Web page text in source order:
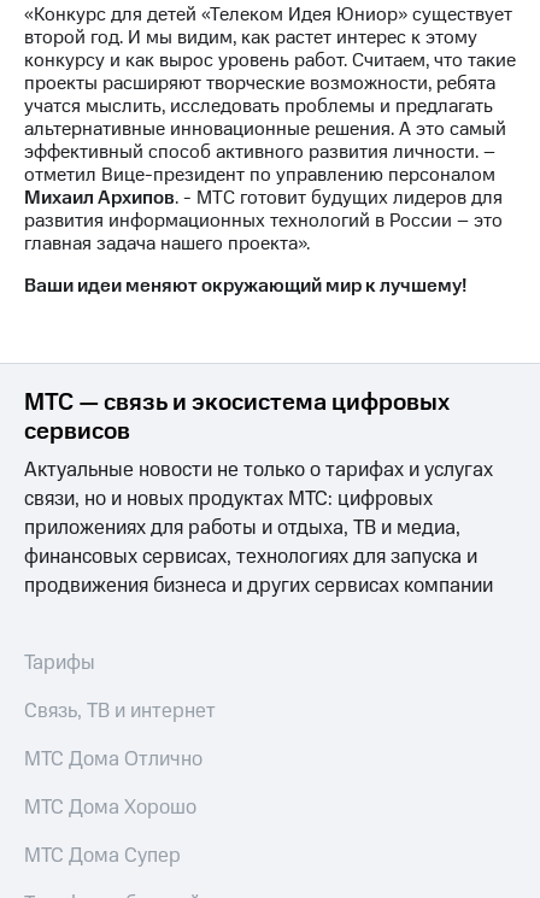
«Конкурс для детей «Телеком Идея Юниор» существует
второй год. И мы видим, как растет интерес к этому
конкурсу и как вырос уровень работ. Считаем, что такие
проекты расширяют творческие возможности, ребята
учатся мыслить, исследовать проблемы и предлагать
альтернативные инновационные решения. А это самый
эффективный способ активного развития личности. –
отметил Вице-президент по управлению персоналом
Михаил Архипов. - МТС готовит будущих лидеров для
развития информационных технологий в России – это
главная задача нашего проекта».
Ваши идеи меняют окружающий мир к лучшему!
МТС — связь и экосистема цифровых
сервисов
Актуальные новости не только о тарифах и услугах
связи, но и новых продуктах МТС: цифровых
приложениях для работы и отдыха, ТВ и медиа,
финансовых сервисах, технологиях для запуска и
продвижения бизнеса и других сервисах компании
Тарифы
Связь, ТВ и интернет
МТС Дома Отлично
МТС Дома Хорошо
МТС Дома Супер